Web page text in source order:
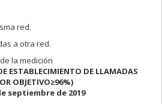
red.
a otra red.
la medición
ESTABLECIMIENTO DE LLAMADAS
OBJETIVO≥96%)
septiembre de 2019